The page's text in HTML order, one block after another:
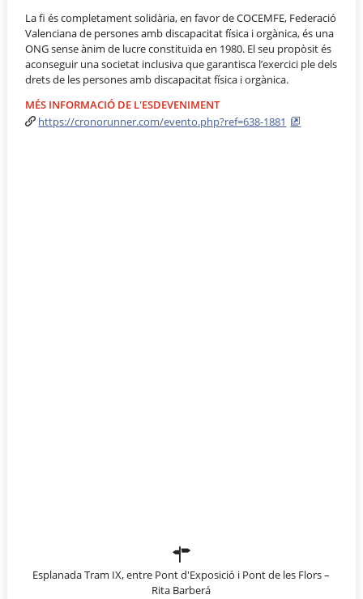
La fi és completament solidària, en favor de COCEMFE, Federació
Valenciana de persones amb discapacitat física i orgànica, és una
ONG sense ànim de lucre constituïda en 1980. El seu propòsit és
aconseguir una societat inclusiva que garantisca l’exercici ple dels
drets de les persones amb discapacitat física i orgànica.
MÉS INFORMACIÓ DE L'ESDEVENIMENT
https://cronorunner.com/evento.php?ref=638-1881
Esplanada Tram IX, entre Pont d'Exposició i Pont de les Flors –
Rita Barberá